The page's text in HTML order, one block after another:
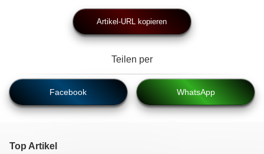
Artikel-URL kopieren
Teilen per
Facebook WhatsApp
Top Artikel